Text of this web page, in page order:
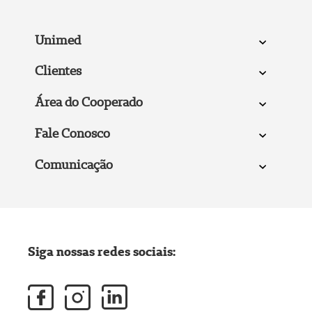
Unimed
Clientes
Área do Cooperado
Fale Conosco
Comunicação
Siga nossas redes sociais: